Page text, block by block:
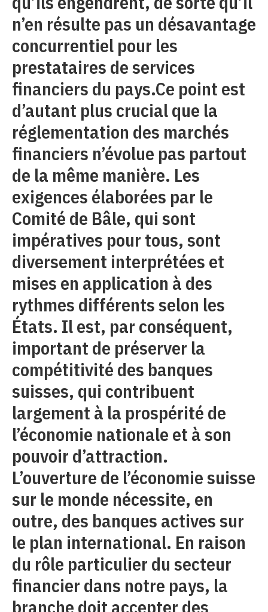
n’en résulte pas un désavantage
concurrentiel pour les
prestataires de services
financiers du pays.Ce point est
d’autant plus crucial que la
réglementation des marchés
financiers n’évolue pas partout
de la même manière. Les
exigences élaborées par le
Comité de Bâle, qui sont
impératives pour tous, sont
diversement interprétées et
mises en application à des
rythmes différents selon les
États. Il est, par conséquent,
important de préserver la
compétitivité des banques
suisses, qui contribuent
largement à la prospérité de
l’économie nationale et à son
pouvoir d’attraction.
L’ouverture de l’économie suisse
sur le monde nécessite, en
outre, des banques actives sur
le plan international. En raison
du rôle particulier du secteur
financier dans notre pays, la
branche doit accepter des